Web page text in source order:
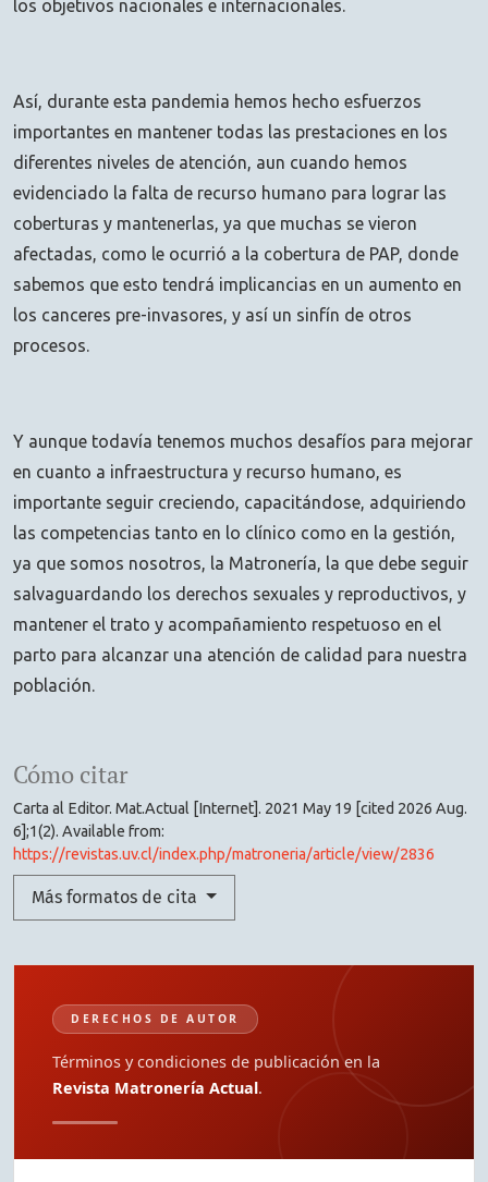
Cómo citar
Carta al Editor. Mat.Actual [Internet]. 2021 May 19 [cited 2026 Aug.
6];1(2). Available from:
https://revistas.uv.cl/index.php/matroneria/article/view/2836
Más formatos de cita
los objetivos nacionales e internacionales.
Así, durante esta pandemia hemos hecho esfuerzos
importantes en mantener todas las prestaciones en los
diferentes niveles de atención, aun cuando hemos
evidenciado la falta de recurso humano para lograr las
coberturas y mantenerlas, ya que muchas se vieron
afectadas, como le ocurrió a la cobertura de PAP, donde
sabemos que esto tendrá implicancias en un aumento en
los canceres pre-invasores, y así un sinfín de otros
procesos.
Y aunque todavía tenemos muchos desafíos para mejorar
en cuanto a infraestructura y recurso humano, es
importante seguir creciendo, capacitándose, adquiriendo
las competencias tanto en lo clínico como en la gestión,
ya que somos nosotros, la Matronería, la que debe seguir
salvaguardando los derechos sexuales y reproductivos, y
mantener el trato y acompañamiento respetuoso en el
parto para alcanzar una atención de calidad para nuestra
población.
DERECHOS DE AUTOR
Términos y condiciones de publicación en la
Revista Matronería Actual.